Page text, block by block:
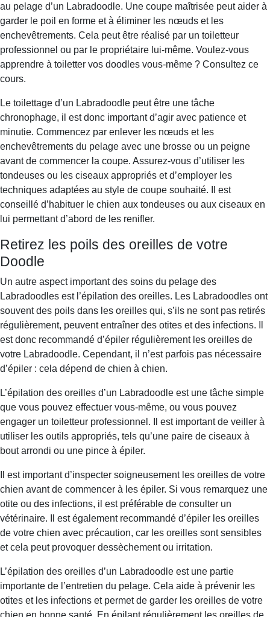
au pelage d’un Labradoodle. Une coupe maîtrisée peut aider à
garder le poil en forme et à éliminer les nœuds et les
enchevêtrements. Cela peut être réalisé par un toiletteur
professionnel ou par le propriétaire lui-même. Voulez-vous
apprendre à toiletter vos doodles vous-même ? Consultez ce
cours.
Le toilettage d’un Labradoodle peut être une tâche
chronophage, il est donc important d’agir avec patience et
minutie. Commencez par enlever les nœuds et les
enchevêtrements du pelage avec une brosse ou un peigne
avant de commencer la coupe. Assurez-vous d’utiliser les
tondeuses ou les ciseaux appropriés et d’employer les
techniques adaptées au style de coupe souhaité. Il est
conseillé d’habituer le chien aux tondeuses ou aux ciseaux en
lui permettant d’abord de les renifler.
Retirez les poils des oreilles de votre
Doodle
Un autre aspect important des soins du pelage des
Labradoodles est l’épilation des oreilles. Les Labradoodles ont
souvent des poils dans les oreilles qui, s’ils ne sont pas retirés
régulièrement, peuvent entraîner des otites et des infections. Il
est donc recommandé d’épiler régulièrement les oreilles de
votre Labradoodle. Cependant, il n’est parfois pas nécessaire
d’épiler : cela dépend de chien à chien.
L’épilation des oreilles d’un Labradoodle est une tâche simple
que vous pouvez effectuer vous-même, ou vous pouvez
engager un toiletteur professionnel. Il est important de veiller à
utiliser les outils appropriés, tels qu’une paire de ciseaux à
bout arrondi ou une pince à épiler.
Il est important d’inspecter soigneusement les oreilles de votre
chien avant de commencer à les épiler. Si vous remarquez une
otite ou des infections, il est préférable de consulter un
vétérinaire. Il est également recommandé d’épiler les oreilles
de votre chien avec précaution, car les oreilles sont sensibles
et cela peut provoquer dessèchement ou irritation.
L’épilation des oreilles d’un Labradoodle est une partie
importante de l’entretien du pelage. Cela aide à prévenir les
otites et les infections et permet de garder les oreilles de votre
chien en bonne santé. En épilant régulièrement les oreilles de